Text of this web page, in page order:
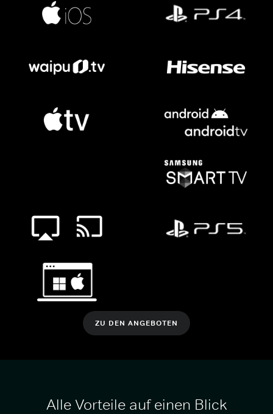
ZU DEN ANGEBOTEN
Alle Vorteile auf einen Blick